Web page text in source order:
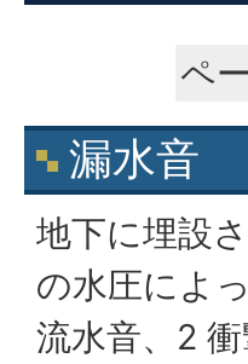
ペ
漏水音
地下に埋設
の水圧によ
流水音、2